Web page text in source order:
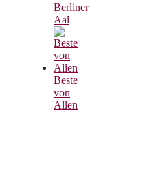
Berliner
Aal
Beste
von
Allen